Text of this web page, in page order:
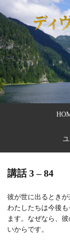
講話 3 – 84
彼が世に出るときが
わたしたちは今後
ます。なぜなら、
いからです。